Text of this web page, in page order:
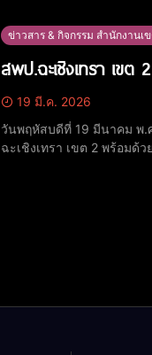
ข่าวสาร & กิจกรรม สำนักงาน
สพป.ฉะเชิงเทรา เข
19 มี.ค. 2026
วันพฤหัสบดีที่ 19 มีนาคม พ.
ฉะเชิงเทรา เขต 2 พร้อมด้